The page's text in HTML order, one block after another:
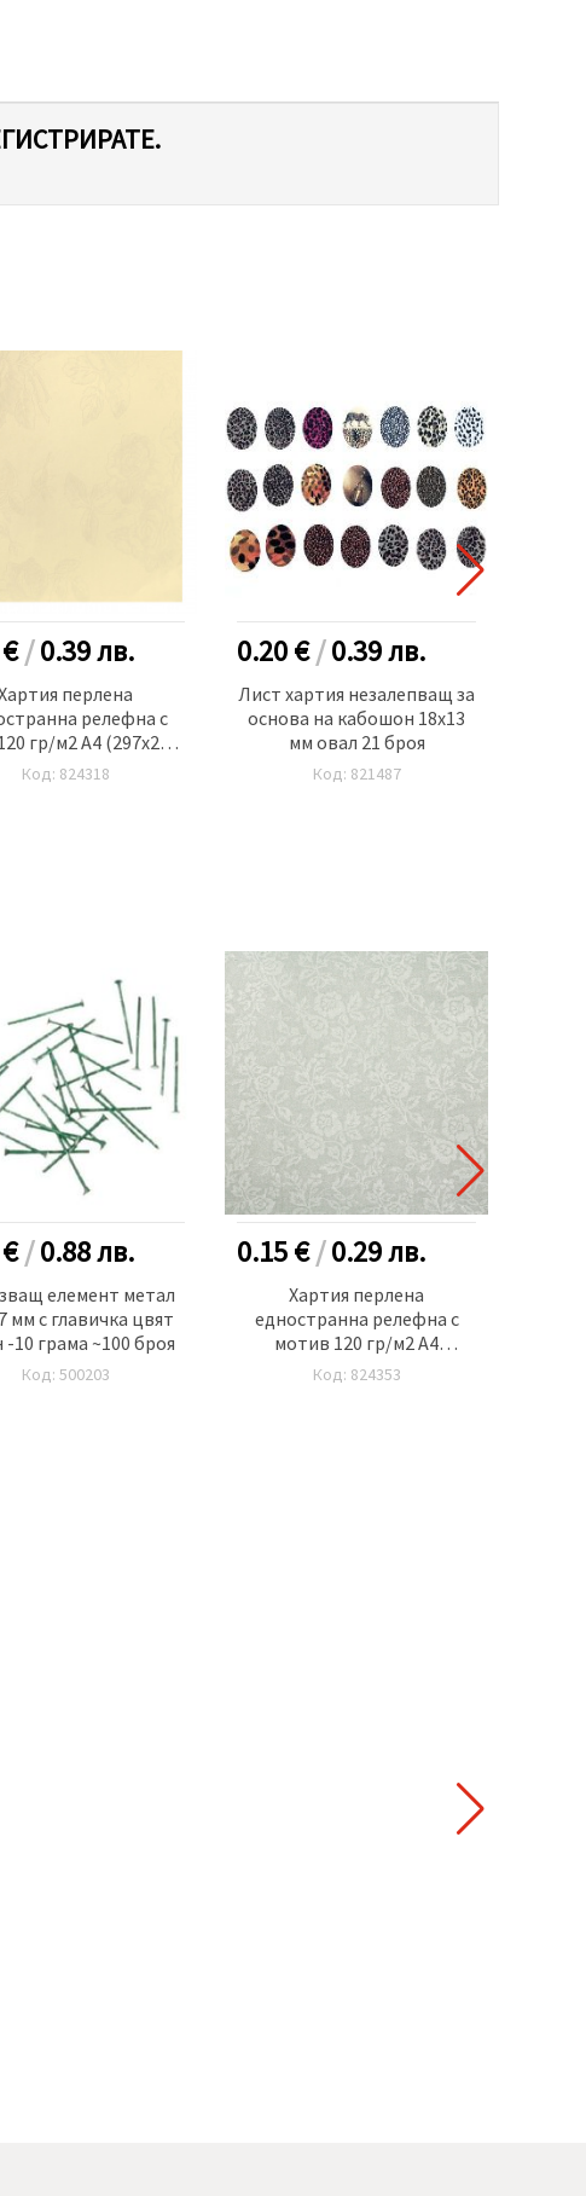
/0.39лв.
перлена
релефна с
гр/м2 А4 (297x210
мм) крем -1 брой
Код: 824318
0.20 €/0.39лв.
Лист хартия незалепващ за
основа на кабошон 18x13
мм овал 21 броя
Код: 821487
/0.88лв.
елемент метал
мм с главичка цвят
-10 грама ~100 броя
Код: 500203
0.15 €/0.29лв.
Хартия перлена
едностранна релефна с
мотив 120 гр/м2 А4
(297x210 мм) синя светло -1
брой
Код: 824353